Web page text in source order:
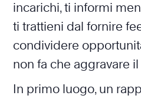
incarichi, ti informi
ti trattieni dal fornire
condividere
non fa che aggravare
In primo luogo, un